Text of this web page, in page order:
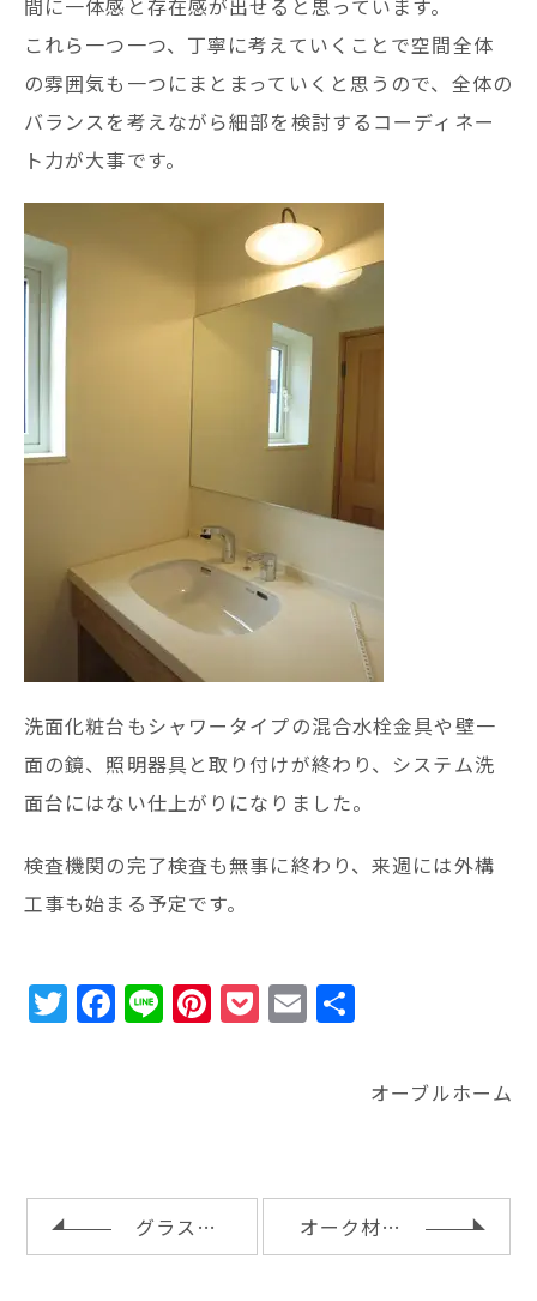
間に一体感と存在感が出せると思っています。
これら一つ一つ、丁寧に考えていくことで空間全体
の雰囲気も一つにまとまっていくと思うので、全体の
バランスを考えながら細部を検討するコーディネー
ト力が大事です。
洗面化粧台もシャワータイプの混合水栓金具や壁一
面の鏡、照明器具と取り付けが終わり、システム洗
面台にはない仕上がりになりました。
検査機関の完了検査も無事に終わり、来週には外構
工事も始まる予定です。
T
w
F
a
o
o
k
Li
n
Pi
n
st
P
o
t
E
m
オーブルホーム
グラスウール断熱施工と通気ラス オーク材フローリングと天井吹込み断熱